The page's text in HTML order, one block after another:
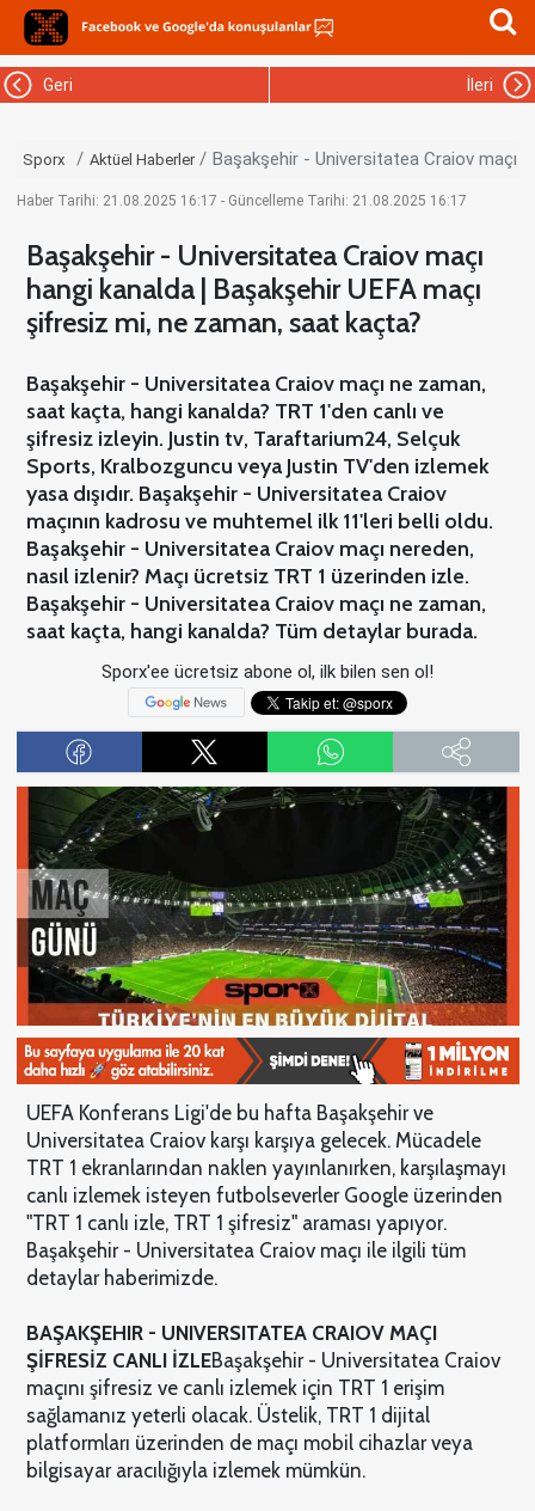
Geri İleri
Sporx Aktüel Haberler Başakşehir - Universitatea Craiov maçı
Haber Tarihi: 21.08.2025 16:17 - Güncelleme Tarihi: 21.08.2025 16:17
Başakşehir - Universitatea Craiov maçı
hangi kanalda | Başakşehir UEFA maçı
şifresiz mi, ne zaman, saat kaçta?
Başakşehir - Universitatea Craiov maçı ne zaman,
saat kaçta, hangi kanalda? TRT 1'den canlı ve
şifresiz izleyin. Justin tv, Taraftarium24, Selçuk
Sports, Kralbozguncu veya Justin TV'den izlemek
yasa dışıdır. Başakşehir - Universitatea Craiov
maçının kadrosu ve muhtemel ilk 11'leri belli oldu.
Başakşehir - Universitatea Craiov maçı nereden,
nasıl izlenir? Maçı ücretsiz TRT 1 üzerinden izle.
Başakşehir - Universitatea Craiov maçı ne zaman,
saat kaçta, hangi kanalda? Tüm detaylar burada.
Sporx'ee ücretsiz abone ol, ilk bilen sen ol!
UEFA Konferans Ligi'de bu hafta Başakşehir ve
Universitatea Craiov karşı karşıya gelecek. Mücadele
TRT 1 ekranlarından naklen yayınlanırken, karşılaşmayı
canlı izlemek isteyen futbolseverler Google üzerinden
"TRT 1 canlı izle, TRT 1 şifresiz" araması yapıyor.
Başakşehir - Universitatea Craiov maçı ile ilgili tüm
detaylar haberimizde.
BAŞAKŞEHIR - UNIVERSITATEA CRAIOV MAÇI
ŞİFRESİZ CANLI İZLEBaşakşehir - Universitatea Craiov
maçını şifresiz ve canlı izlemek için TRT 1 erişim
sağlamanız yeterli olacak. Üstelik, TRT 1 dijital
platformları üzerinden de maçı mobil cihazlar veya
bilgisayar aracılığıyla izlemek mümkün.